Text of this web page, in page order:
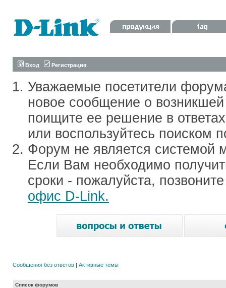
Вход Регистрация
Уважаемые посетители
новое сообщение о
поищите ее решение в
или воспользуйтесь поиском
Форум не является системой
Если Вам необходимо
сроки - пожалуйста,
офис D-Link.
Сообщения без ответов | Активные темы
Список форумов